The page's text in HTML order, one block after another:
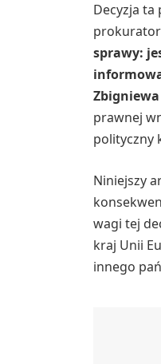
Decyzja ta
sprawy:
prawnej
polityczny
Niniejszy
wagi tej
kraj Unii
innego